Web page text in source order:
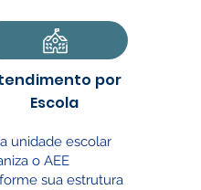
por
Escola
unidade escolar
o AEE
sua estrutura